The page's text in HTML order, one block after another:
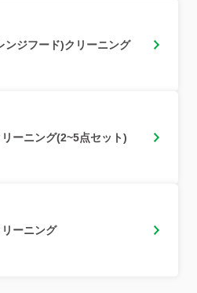
ンジフード)クリーニング
ーニング(2~5点セット)
ーニング